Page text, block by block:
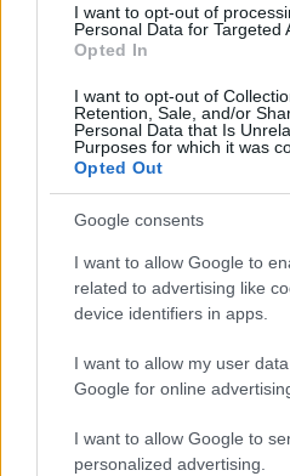
I want to opt-out of
Personal Data for Targeted
Opted In
I want to opt-out of
Retention, Sale, and/or
Personal Data that Is
Purposes for which it was
Opted Out
Google consents
I want to allow Google to
related to advertising like
device identifiers in apps.
I want to allow my user
Google for online
I want to allow Google to
personalized advertising.
Meccs Center
Paris Saint-
Felkészülési szezon 4. mérkőzés